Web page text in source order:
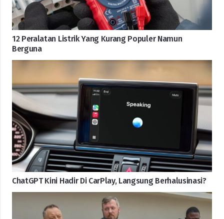
12 Peralatan Listrik Yang Kurang Populer Namun
Berguna
ChatGPT Kini Hadir Di CarPlay, Langsung Berhalusinasi?